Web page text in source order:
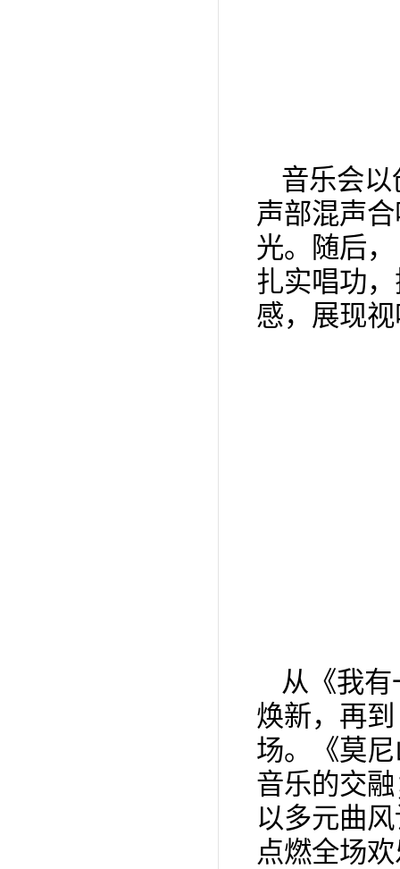
音乐会
声部混声
光。随后
扎实唱功
感，展现
从《我
焕新，再
场。《莫
音乐的交
以多元曲
点燃全场